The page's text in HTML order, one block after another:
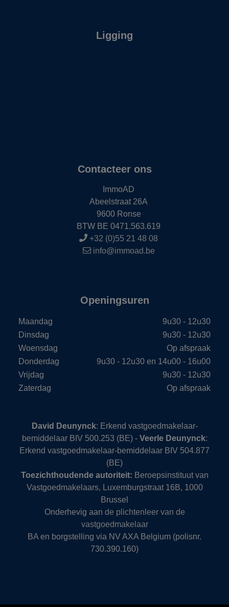
Ligging
Contacteer ons
ImmoAD
Abeelstraat 26A
9600 Ronse
BTW BE 0471.563.619
+32 (0)55 21 48 08
info@immoad.be
Openingsuren
Maandag
9u30 - 12u30
Dinsdag
9u30 - 12u30
Woensdag
Op afspraak
Donderdag
9u30 - 12u30 en 14u00 - 16u00
Vrijdag
9u30 - 12u30
Zaterdag
Op afspraak
David Deunynck: Erkend vastgoedmakelaar-
bemiddelaar BIV 500.253 (BE) - Veerle Deunynck:
Erkend vastgoedmakelaar-bemiddelaar BIV 504.877
(BE)
Toezichthoudende autoriteit: Beroepsinstituut van
Vastgoedmakelaars, Luxemburgstraat 16B, 1000
Brussel
Onderhevig aan de plichtenleer van de
vastgoedmakelaar
BA en borgstelling via NV AXA Belgium (polisnr.
730.390.160)